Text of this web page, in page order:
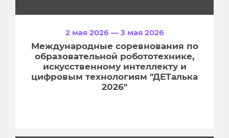
2 мая 2026 — 3 мая 2026
Международные соревнования по
образовательной робототехнике,
искусственному интеллекту и
цифровым технологиям "ДЕТалька
2026"